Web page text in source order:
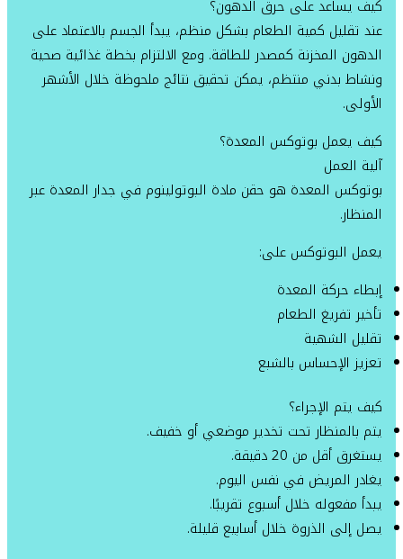
كيف يساعد على حرق الدهون؟
عند تقليل كمية الطعام بشكل منظم، يبدأ الجسم بالاعتماد على
الدهون المخزنة كمصدر للطاقة. ومع الالتزام بخطة غذائية صحية
ونشاط بدني منتظم، يمكن تحقيق نتائج ملحوظة خلال الأشهر
الأولى.
كيف يعمل بوتوكس المعدة؟
آلية العمل
بوتوكس المعدة هو حقن مادة البوتولينوم في جدار المعدة عبر
المنظار.
يعمل البوتوكس على:
إبطاء حركة المعدة
تأخير تفريغ الطعام
تقليل الشهية
تعزيز الإحساس بالشبع
كيف يتم الإجراء؟
يتم بالمنظار تحت تخدير موضعي أو خفيف.
يستغرق أقل من 20 دقيقة.
يغادر المريض في نفس اليوم.
يبدأ مفعوله خلال أسبوع تقريبًا.
يصل إلى الذروة خلال أسابيع قليلة.